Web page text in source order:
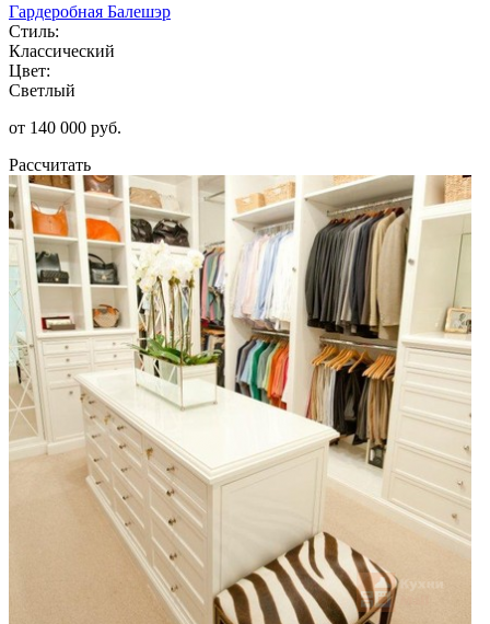
Гардеробная Балешэр
Стиль:
Классический
Цвет:
Светлый
от 140 000 руб.
Рассчитать